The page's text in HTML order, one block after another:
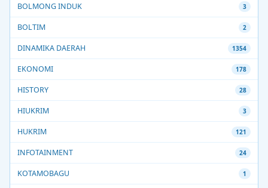
BOLMONG INDUK 3
BOLTIM 2
DINAMIKA DAERAH 1354
EKONOMI 178
HISTORY 28
HIUKRIM 3
HUKRIM 121
INFOTAINMENT 24
KOTAMOBAGU 1